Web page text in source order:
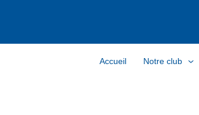
Accueil Notre club